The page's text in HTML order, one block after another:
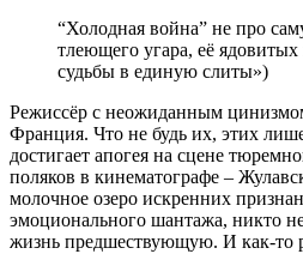
“Холодная война” не про
тлеющего угара, её
судьбы в единую слиты»)
Режиссёр с неожиданным
Франция. Что не будь их, этих
достигает апогея на сцене
поляков в кинематографе –
молочное озеро искренних
эмоционального шантажа, никто
жизнь предшествующую. И как-то